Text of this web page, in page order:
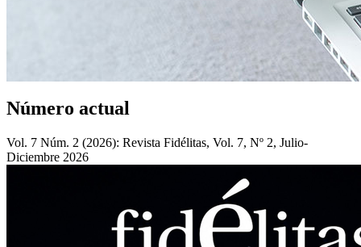
Número actual
Vol. 7 Núm. 2 (2026): Revista Fidélitas, Vol. 7, Nº 2, Julio-
Diciembre 2026